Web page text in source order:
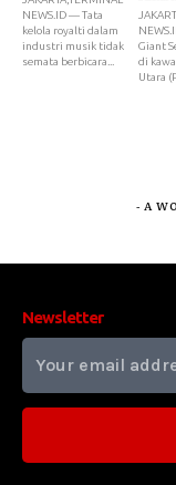
NEWS.ID — Tata
kelola royalti dalam
industri musik tidak
semata berbicara...
Giant
di
Utara
- A
Newsletter